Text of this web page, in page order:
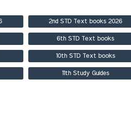
2nd STD Text books 2026
6th STD Text books
10th STD Text books
11th Study Guides